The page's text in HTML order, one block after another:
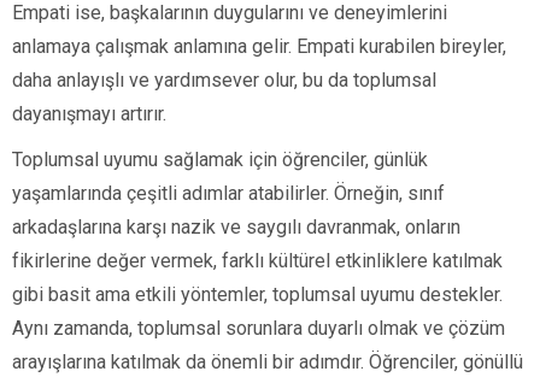
Empati ise, başkalarının duygularını ve deneyimlerini
anlamaya çalışmak anlamına gelir. Empati kurabilen bireyler,
daha anlayışlı ve yardımsever olur, bu da toplumsal
dayanışmayı artırır.
Toplumsal uyumu sağlamak için öğrenciler, günlük
yaşamlarında çeşitli adımlar atabilirler. Örneğin, sınıf
arkadaşlarına karşı nazik ve saygılı davranmak, onların
fikirlerine değer vermek, farklı kültürel etkinliklere katılmak
gibi basit ama etkili yöntemler, toplumsal uyumu destekler.
Aynı zamanda, toplumsal sorunlara duyarlı olmak ve çözüm
arayışlarına katılmak da önemli bir adımdır. Öğrenciler, gönüllü